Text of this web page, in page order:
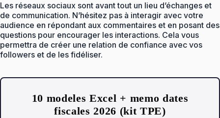
Les réseaux sociaux sont avant tout un lieu d’échanges et
de communication. N’hésitez pas à interagir avec votre
audience en répondant aux commentaires et en posant des
questions pour encourager les interactions. Cela vous
permettra de créer une relation de confiance avec vos
followers et de les fidéliser.
10 modeles Excel + memo dates
fiscales 2026 (kit TPE)